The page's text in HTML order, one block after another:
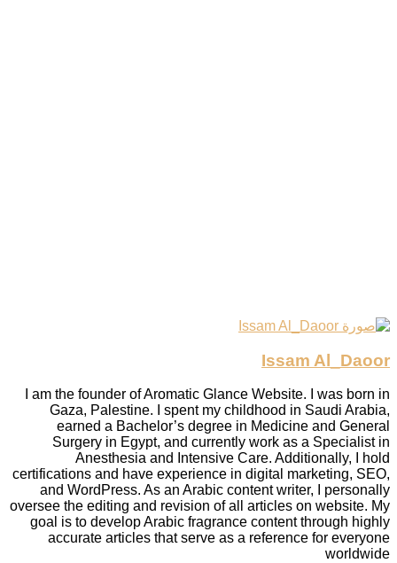
Issam Al_Daoor
I am the founder of Aromatic Glance Website. I was born in
Gaza, Palestine. I spent my childhood in Saudi Arabia,
earned a Bachelor’s degree in Medicine and General
Surgery in Egypt, and currently work as a Specialist in
Anesthesia and Intensive Care. Additionally, I hold
certifications and have experience in digital marketing, SEO,
and WordPress. As an Arabic content writer, I personally
oversee the editing and revision of all articles on website. My
goal is to develop Arabic fragrance content through highly
accurate articles that serve as a reference for everyone
worldwide